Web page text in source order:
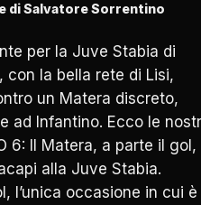
di Salvatore Sorrentino
per la Juve Stabia di
con la bella rete di Lisi,
un Matera discreto,
ad Infantino. Ecco le
6: Il Matera, a parte il gol,
alla Juve Stabia.
l’unica occasione in cui è